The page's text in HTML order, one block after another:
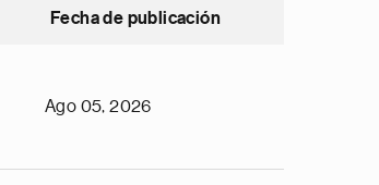
Fecha de publicación
Ago 05, 2026